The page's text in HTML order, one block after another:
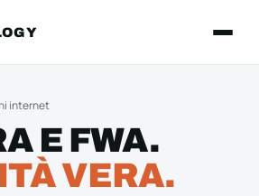
internet
E FWA.
VERA.